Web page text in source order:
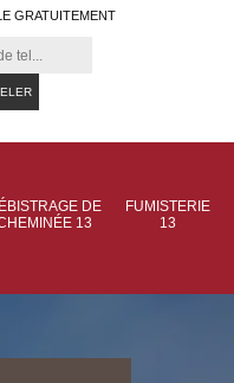
GRATUITEMENT
DE
13
FUMISTERIE
13